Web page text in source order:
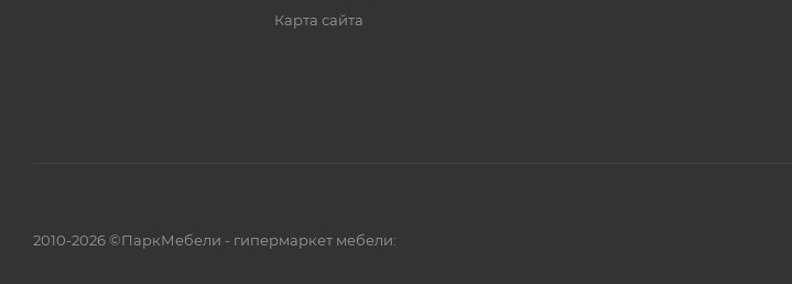
Карта сайта
2010-2026 ©ПаркМебели - гипермаркет мебели: